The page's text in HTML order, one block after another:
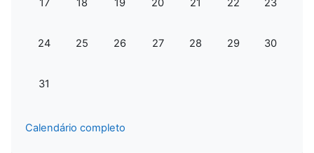
Sem eventos, segunda-feira, 24 de agosto
24 Sem eventos, terça-feira, 25 de agosto
25 Sem eventos, quarta-feira, 26 de agosto
26 Sem eventos, quinta-feira, 27 de
27 Sem eventos, sexta-
28 Sem eventos,
29 Sem
30
Sem eventos, segunda-feira, 31 de agosto
31
Calendário completo